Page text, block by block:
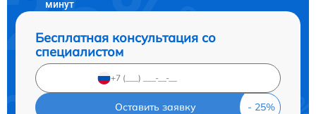
минут
Бесплатная консультация со
специалистом
Оставить заявку